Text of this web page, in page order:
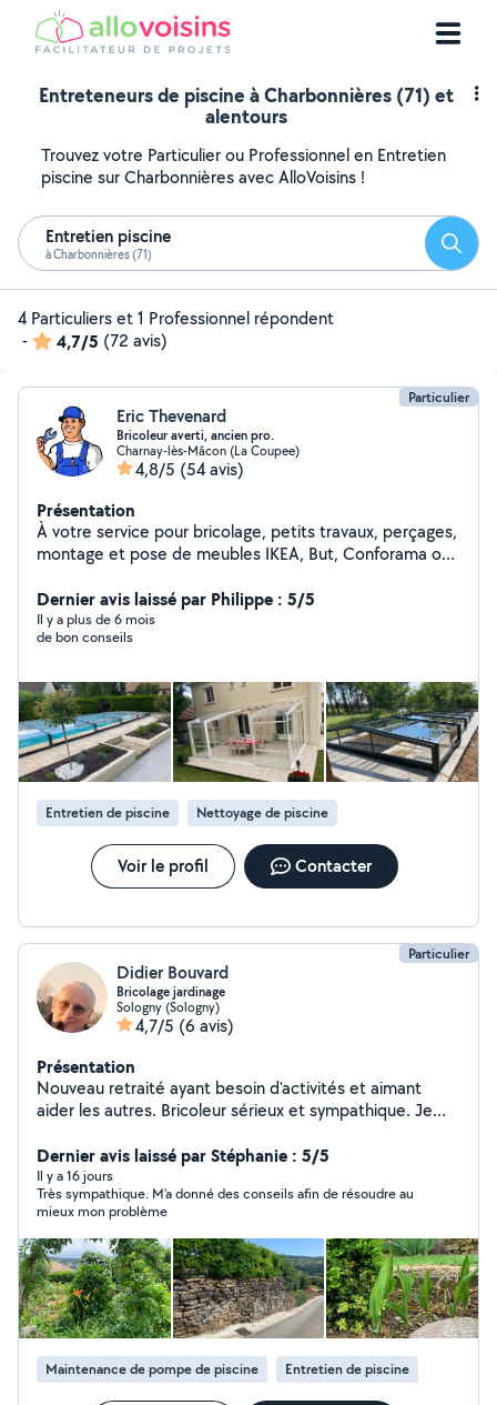
Entreteneurs de piscine à Charbonnières (71) et
alentours
Trouvez votre Particulier ou Professionnel en Entretien
piscine sur Charbonnières avec AlloVoisins !
Entretien piscine
à Charbonnières (71)
4 Particuliers et 1 Professionnel répondent
-
4,7/5 (72 avis)
Particulier
Eric Thevenard
Bricoleur averti, ancien pro.
Charnay-lès-Mâcon (La Coupee)
4,8/5 (54 avis)
Présentation
À votre service pour bricolage, petits travaux, perçages,
montage et pose de meubles IKEA, But, Conforama ou
tringles à rideaux ou autres accessoires. Aides diverses
bricolages ou assistance travaux. Débarras. Jardinage,
entretien mise en service et hivernage piscine. Pose
de beaucoup d'outillages. Dispo sur Saône et Loire et
environs.
Dernier avis laissé par Philippe : 5/5
Il y a plus de 6 mois
de bon conseils
Entretien de piscine Nettoyage de piscine
Voir le profil Contacter
Particulier
Didier Bouvard
Bricolage jardinage
Sologny (Sologny)
4,7/5 (6 avis)
Présentation
Nouveau retraité ayant besoin d'activités et aimant
aider les autres. Bricoleur sérieux et sympathique. Je
et entretenir votre potager, modifier et entretenir votre
habitation. Touche un peu à tout. Demandez , je
réaliserai. Didier
Dernier avis laissé par Stéphanie : 5/5
Il y a 16 jours
Très sympathique. M'a donné des conseils afin de résoudre au
mieux mon problème
Maintenance de pompe de piscine Entretien de piscine